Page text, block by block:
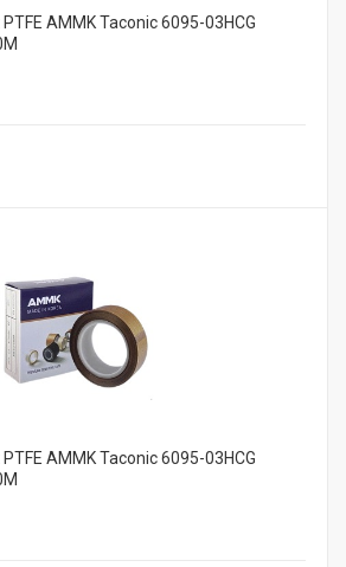
AMMK Taconic 6095-03HCG
AMMK Taconic 6095-03HCG